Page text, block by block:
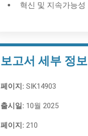
혁신 및 지속가능성
보고서 세부 정보
페이지: SIK14903
출시일: 10월 2025
페이지: 210